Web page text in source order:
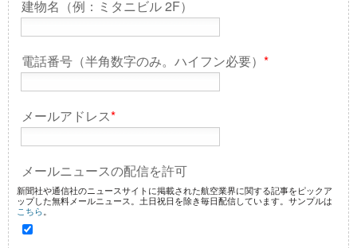
建物名（例：ミタニビル 2F）
電話番号（半角数字のみ。ハイフン必要） *
メールアドレス*
メールニュースの配信を許可
新聞社や通信社のニュースサイトに掲載された航空業界に関する記事をピックア
ップした無料メールニュース。土日祝日を除き毎日配信しています。サンプルは
こちら